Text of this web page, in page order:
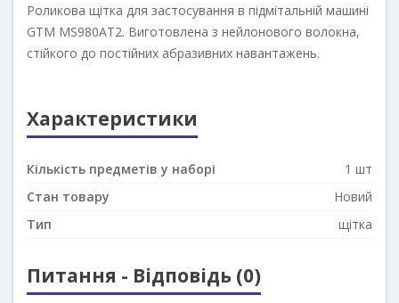
Роликова щітка для застосування в підмітальній машині
GTM MS980AT2. Виготовлена з нейлонового волокна,
стійкого до постійних абразивних навантажень.
Характеристики
Кількість предметів у наборі
1 шт
Стан товару
Новий
Тип
щітка
Питання - Відповідь (0)